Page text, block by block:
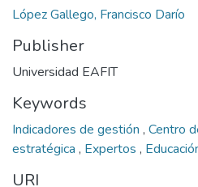
López Gallego, Francisco Darío
Publisher
Universidad EAFIT
Keywords
Indicadores de gestión , Centro
estratégica , Expertos ,
URI